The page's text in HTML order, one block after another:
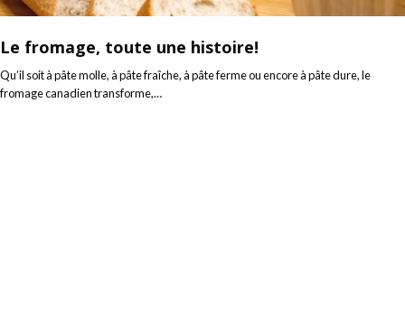
Le fromage, toute une histoire!
Qu’il soit à pâte molle, à pâte fraîche, à pâte ferme ou encore à pâte dure, le
fromage canadien transforme,…